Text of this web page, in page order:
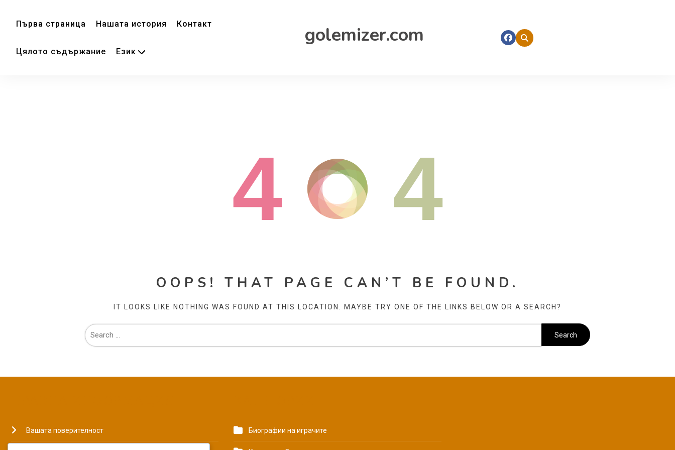
Първа страница Нашата история Контакт
Цялото съдържание Език
golemizer.com
4 4
OOPS! THAT PAGE CAN’T BE FOUND.
IT LOOKS LIKE NOTHING WAS FOUND AT THIS LOCATION. MAYBE TRY ONE OF THE LINKS BELOW OR A SEARCH?
Вашата поверителност Биографии на играчите